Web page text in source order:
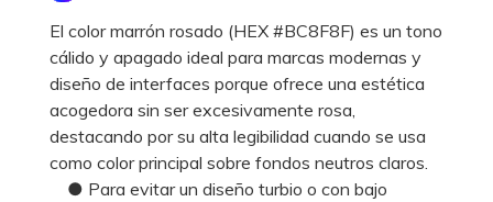
El color marrón rosado (HEX #BC8F8F) es un tono
cálido y apagado ideal para marcas modernas y
diseño de interfaces porque ofrece una estética
acogedora sin ser excesivamente rosa,
destacando por su alta legibilidad cuando se usa
como color principal sobre fondos neutros claros.
● Para evitar un diseño turbio o con bajo